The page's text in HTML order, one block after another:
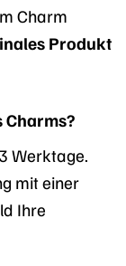
Charm
Produkt
Charms?
Werktage.
mit einer
Ihre